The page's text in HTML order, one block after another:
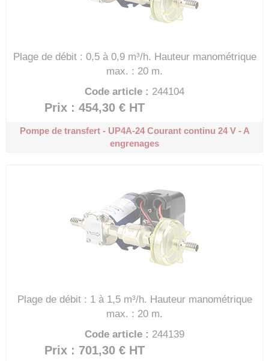
Plage de débit : 0,5 à 0,9 m³/h. Hauteur manométrique
max. : 20 m.
Code article : 244104
Prix : 454,30 € HT
Pompe de transfert - UP4A-24Courant continu 24 V - A
engrenages
Plage de débit : 1 à 1,5 m³/h. Hauteur manométrique
max. : 20 m.
Code article : 244139
Prix : 701,30 € HT